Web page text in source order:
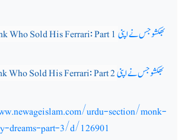
Who Sold His Ferrari: Part 1بھکشو جس نے اپنی
Who Sold His Ferrari: Part 2بھکشو جس نے اپنی
urdu-section/monk-
dreams-part-3/d/126901